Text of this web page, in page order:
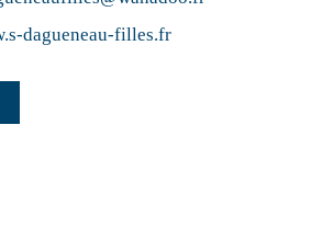
dagueneau-filles.fr